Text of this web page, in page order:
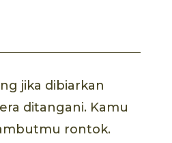
jika dibiarkan
ditangani. Kamu
rontok.